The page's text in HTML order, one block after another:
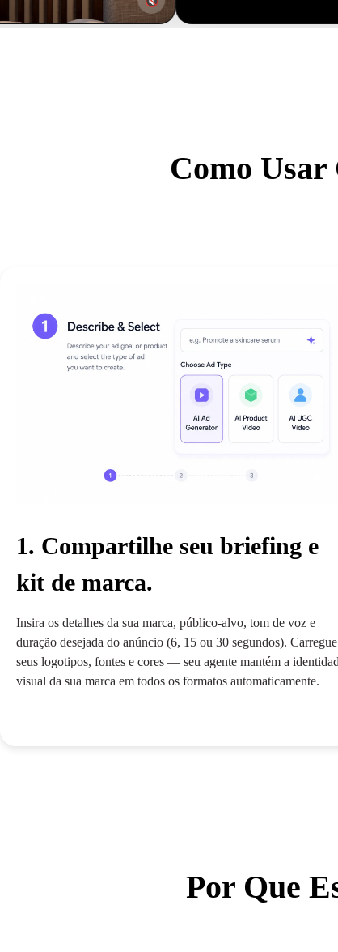
Como
1. Compartilhe seu briefing e
kit de marca.
Insira os detalhes da sua marca, público-alvo, tom de voz e
duração desejada do anúncio (6, 15 ou 30 segundos). Carregue
seus logotipos, fontes e cores — seu agente mantém a
visual da sua marca em todos os formatos automaticamente.
Por Que